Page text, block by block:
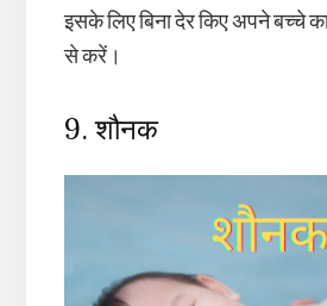
इसके लिए बिना देर किए अपने बच्चे
से करें।
9. शौनक